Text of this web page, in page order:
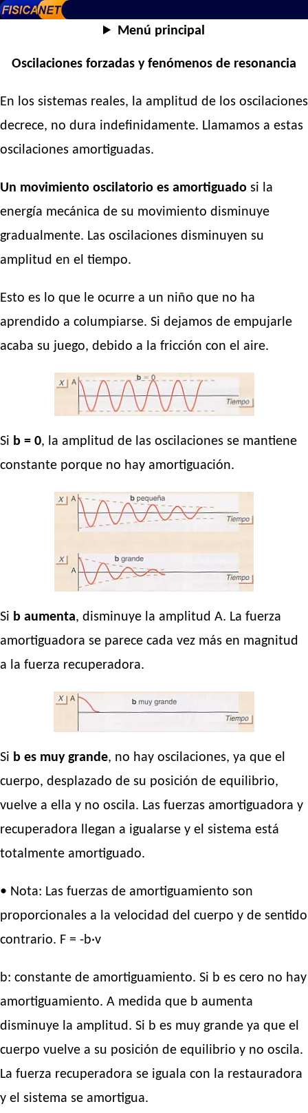
Menú principal
Oscilaciones forzadas y fenómenos de resonancia
En los sistemas reales, la amplitud de los oscilaciones
decrece, no dura indefinidamente. Llamamos a estas
oscilaciones amortiguadas.
Un movimiento oscilatorio es amortiguado si la
energía mecánica de su movimiento disminuye
gradualmente. Las oscilaciones disminuyen su
amplitud en el tiempo.
Esto es lo que le ocurre a un niño que no ha
aprendido a columpiarse. Si dejamos de empujarle
acaba su juego, debido a la fricción con el aire.
Si b = 0, la amplitud de las oscilaciones se mantiene
constante porque no hay amortiguación.
Si b aumenta, disminuye la amplitud A. La fuerza
amortiguadora se parece cada vez más en magnitud
a la fuerza recuperadora.
Si b es muy grande, no hay oscilaciones, ya que el
cuerpo, desplazado de su posición de equilibrio,
vuelve a ella y no oscila. Las fuerzas amortiguadora y
recuperadora llegan a igualarse y el sistema está
totalmente amortiguado.
• Nota: Las fuerzas de amortiguamiento son
proporcionales a la velocidad del cuerpo y de sentido
contrario. F = -b·v
b: constante de amortiguamiento. Si b es cero no hay
amortiguamiento. A medida que b aumenta
disminuye la amplitud. Si b es muy grande ya que el
cuerpo vuelve a su posición de equilibrio y no oscila.
La fuerza recuperadora se iguala con la restauradora
y el sistema se amortigua.